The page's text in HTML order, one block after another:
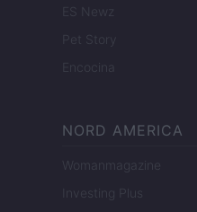
ES Newz
Pet Story
Encocina
NORD AMERICA
Womanmagazine
Investing Plus